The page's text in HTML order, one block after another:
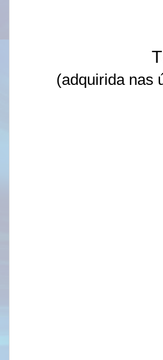
(adquirida nas